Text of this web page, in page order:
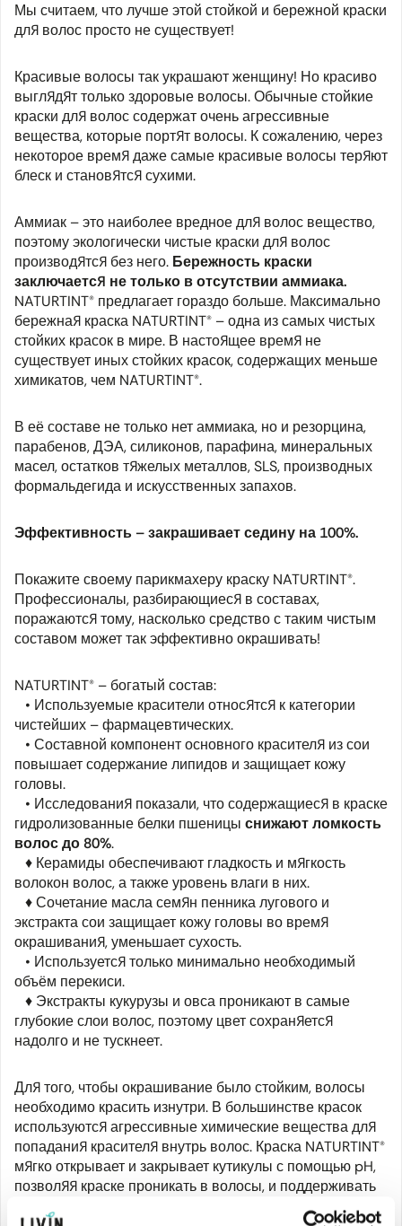
Мы считаем, что лучше этой стойкой и бережной краски
для волос просто не существует!
Красивые волосы так украшают женщину! Но красиво
выглядят только здоровые волосы. Обычные стойкие
краски для волос содержат очень агрессивные
вещества, которые портят волосы. К сожалению, через
некоторое время даже самые красивые волосы теряют
блеск и становятся сухими.
Аммиак – это наиболее вредное для волос вещество,
поэтому экологически чистые краски для волос
производятся без него. Бережность краски
заключается не только в отсутствии аммиака.
NATURTINT® предлагает гораздо больше. Максимально
бережная краска NATURTINT® – одна из самых чистых
стойких красок в мире. В настоящее время не
существует иных стойких красок, содержащих меньше
химикатов, чем NATURTINT®.
В её составе не только нет аммиака, но и резорцина,
парабенов, ДЭА, силиконов, парафина, минеральных
масел, остатков тяжелых металлов, SLS, производных
формальдегида и искусственных запахов.
Эффективность – закрашивает седину на 100%.
Покажите своему парикмахеру краску NATURTINT®.
Профессионалы, разбирающиеся в составах,
поражаются тому, насколько средство с таким чистым
составом может так эффективно окрашивать!
NATURTINT® – богатый состав:
• Используемые красители относятся к категории
чистейших – фармацевтических.
• Составной компонент основного красителя из сои
повышает содержание липидов и защищает кожу
головы.
• Исследования показали, что содержащиеся в краске
гидролизованные белки пшеницы снижают ломкость
волос до 80%.
♦ Керамиды обеспечивают гладкость и мягкость
волокон волос, а также уровень влаги в них.
♦ Сочетание масла семян пенника лугового и
экстракта сои защищает кожу головы во время
окрашивания, уменьшает сухость.
• Используется только минимально необходимый
объём перекиси.
♦ Экстракты кукурузы и овса проникают в самые
глубокие слои волос, поэтому цвет сохраняется
надолго и не тускнеет.
Для того, чтобы окрашивание было стойким, волосы
необходимо красить изнутри. В большинстве красок
используются агрессивные химические вещества для
попадания красителя внутрь волос. Краска NATURTINT®
мягко открывает и закрывает кутикулы с помощью pH,
позволяя краске проникать в волосы, и поддерживать